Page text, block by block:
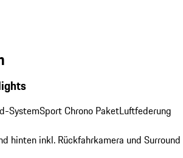
SystemSport Chrono PaketLuftfederung
hinten inkl. Rückfahrkamera und Surround